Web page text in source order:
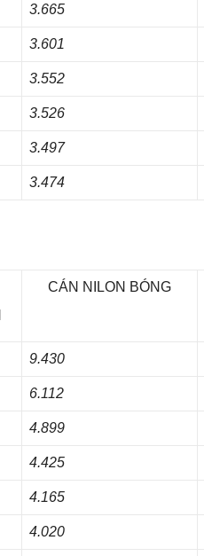
3.665
3.601
3.552
3.526
3.497
3.474
CÁN NILON BÓNG
9.430
6.112
4.899
4.425
4.165
4.020